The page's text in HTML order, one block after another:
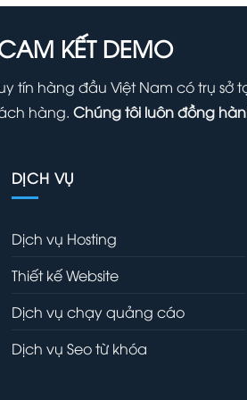
KẾT DEMO
hàng đầu Việt Nam có trụ sở
hàng. Chúng tôi luôn đồng
DỊCH VỤ
Dịch vụ Hosting
Thiết kế Website
Dịch vụ chạy quảng cáo
Dịch vụ Seo từ khóa